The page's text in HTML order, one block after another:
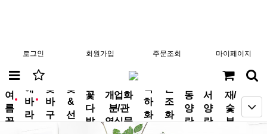
로그인 회원가입 주문조회 마이페이지
new
여
름
꽃
new
해
바
라
꽃
바
구
꽃
&
선
꽃
다
발
개업화
분/관
엽식물
축
하
화
환
근
조
화
동
양
란
서
양
란
분
재/
숯
부